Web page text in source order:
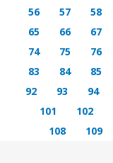
56
57 58
65
66 67
74
75 76
83
84 85
92
93 94
101
102
108
109